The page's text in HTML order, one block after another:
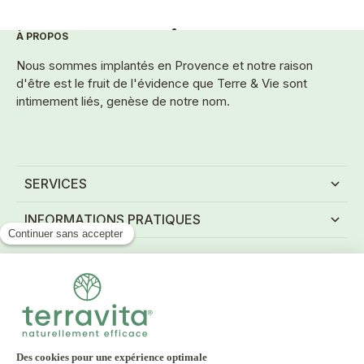
À PROPOS
Nous sommes implantés en Provence et notre raison
d'être est le fruit de l'évidence que Terre & Vie sont
intimement liés, genèse de notre nom.
SERVICES
INFORMATIONS PRATIQUES
NEWSLETTER
Inscrivez-vous à notre newsletter et recevez tous
nos bons plans